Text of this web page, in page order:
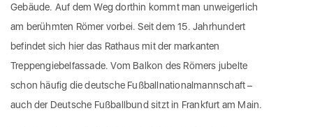
Gebäude. Auf dem Weg dorthin kommt man unweigerlich
am berühmten Römer vorbei. Seit dem 15. Jahrhundert
befindet sich hier das Rathaus mit der markanten
Treppengiebelfassade. Vom Balkon des Römers jubelte
schon häufig die deutsche Fußballnationalmannschaft –
auch der Deutsche Fußballbund sitzt in Frankfurt am Main.